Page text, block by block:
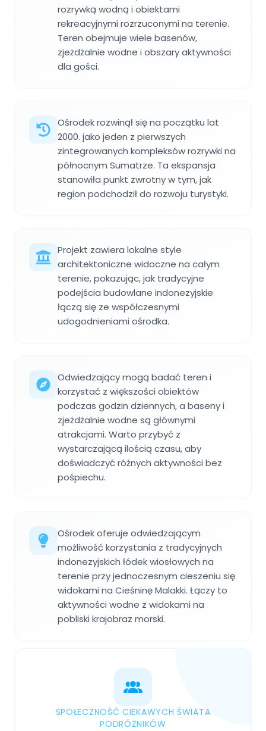
rozrywką wodną i obiektami
rekreacyjnymi rozrzuconymi na terenie.
Teren obejmuje wiele basenów,
zjeżdżalnie wodne i obszary aktywności
dla gości.
Ośrodek rozwinął się na początku lat
2000. jako jeden z pierwszych
zintegrowanych kompleksów rozrywki na
północnym Sumatrze. Ta ekspansja
stanowiła punkt zwrotny w tym, jak
region podchodził do rozwoju turystyki.
Projekt zawiera lokalne style
architektoniczne widoczne na całym
terenie, pokazując, jak tradycyjne
podejścia budowlane indonezyjskie
łączą się ze współczesnymi
udogodnieniami ośrodka.
Odwiedzający mogą badać teren i
korzystać z większości obiektów
podczas godzin dziennych, a baseny i
zjeżdżalnie wodne są głównymi
atrakcjami. Warto przybyć z
wystarczającą ilością czasu, aby
doświadczyć różnych aktywności bez
pośpiechu.
Ośrodek oferuje odwiedzającym
możliwość korzystania z tradycyjnych
indonezyjskich łódek wiosłowych na
terenie przy jednoczesnym cieszeniu się
widokami na Cieśninę Malakki. Łączy to
aktywności wodne z widokami na
pobliski krajobraz morski.
SPOŁECZNOŚĆ CIEKAWYCH ŚWIATA
PODRÓŻNIKÓW